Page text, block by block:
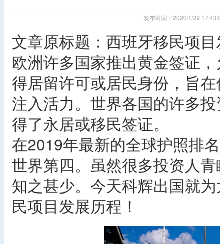
发布时间：2020/1/29
文章原标题：西班牙移民项
欧洲许多国家推出黄金签证
得居留许可或居民身份，旨
注入活力。世界各国的许多
得了永居或移民签证。
在2019年最新的全球护照排
世界第四。虽然很多投资人
知之甚少。今天科辉出国就
民项目发展历程！